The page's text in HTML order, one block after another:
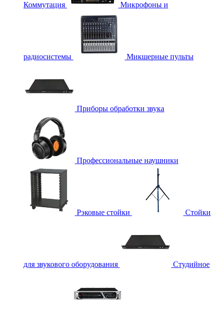
Коммутация Микрофоны и
радиосистемы Микшерные пульты
Приборы обработки звука
Профессиональные наушники
Рэковые стойки Стойки
для звукового оборудования Студийное